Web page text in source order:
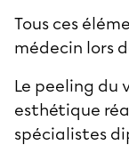
Tous ces
médecin lors
Le peeling du
esthétique
spécialistes